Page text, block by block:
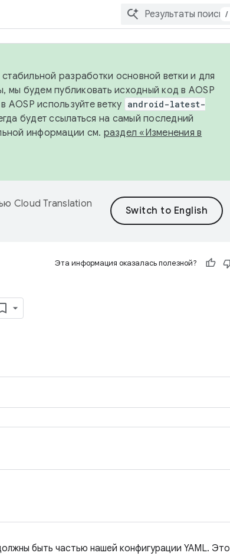
/
разработки основной ветки и для
мы будем публиковать исходный код в AOSP
используйте ветку android-latest-
будет ссылаться на самый последний
информации см. раздел «Изменения в
Cloud Translation
Эта информация оказалась полезной?
быть частью нашей конфигурации YAML. Это